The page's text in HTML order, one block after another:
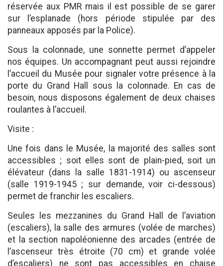
réservée aux PMR mais il est possible de se garer
sur l’esplanade (hors période stipulée par des
panneaux apposés par la Police).
Sous la colonnade, une sonnette permet d’appeler
nos équipes. Un accompagnant peut aussi rejoindre
l’accueil du Musée pour signaler votre présence à la
porte du Grand Hall sous la colonnade. En cas de
besoin, nous disposons également de deux chaises
roulantes à l’accueil.
Visite :
Une fois dans le Musée, la majorité des salles sont
accessibles ; soit elles sont de plain-pied, soit un
élévateur (dans la salle 1831-1914) ou ascenseur
(salle 1919-1945 ; sur demande, voir ci-dessous)
permet de franchir les escaliers.
Seules les mezzanines du Grand Hall de l’aviation
(escaliers), la salle des armures (volée de marches)
et la section napoléonienne des arcades (entrée de
l’ascenseur très étroite (70 cm) et grande volée
d’escaliers) ne sont pas accessibles en chaise